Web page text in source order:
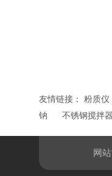
友情链接： 粉质仪
钠
不锈钢搅拌器
网